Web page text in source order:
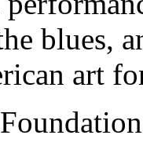
blues,
art